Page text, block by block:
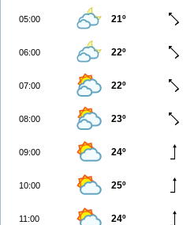
05:00 21º
06:00 22º
07:00 22º
08:00 23º
09:00 24º
10:00 25º
11:00 24º